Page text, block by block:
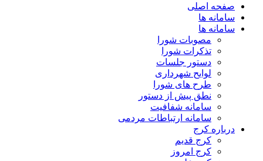
صفحه اصلی
سامانه ها
سامانه ها
مصوبات شورا
تذکرات شورا
دستور جلسات
لوایح شهرداری
طرح های شورا
نطق پیش از دستور
سامانه شفافیت
سامانه ارتباطات مردمی
درباره کرج
کرج قدیم
کرج امروز